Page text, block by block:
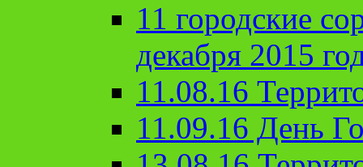
11 городские
декабря 2015
11.08.16
11.09.16 День